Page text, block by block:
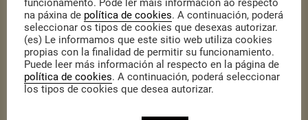
na páxina de política de cookies. A continuación, poderá
seleccionar os tipos de cookies que desexas autorizar.
(es) Le informamos que este sitio web utiliza cookies
propias con la finalidad de permitir su funcionamiento.
Puede leer más información al respecto en la página de
política de cookies. A continuación, poderá seleccionar
los tipos de cookies que desea autorizar.